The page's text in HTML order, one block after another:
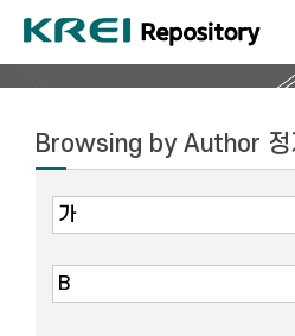
Browsing by Author 정